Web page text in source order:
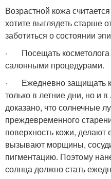
Возрастной кожа
хотите выглядеть старше
заботиться о состоянии
· Посещать косметолога
салонными процедурами.
· Ежедневно защищать
только в летние дни, но и
доказано, что солнечные
преждевременного
поверхность кожи, делают
вызывают морщины,
пигментацию. Поэтому
солнца должно стать